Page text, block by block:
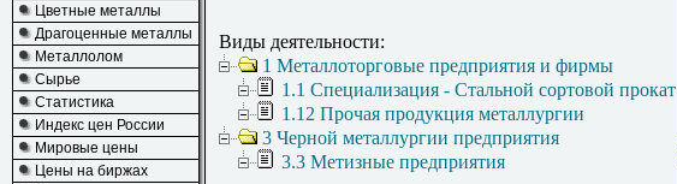
Цветные металлы
Драгоценные металлы
Металлолом
Сырье
Статистика
Индекс цен России
Мировые цены
Цены на биржах
Виды деятельности:
1 Металлоторговые предприятия и фирмы
1.1 Специализация - Стальной сортовой прокат
1.12 Прочая продукция металлургии
3 Черной металлургии предприятия
3.3 Метизные предприятия